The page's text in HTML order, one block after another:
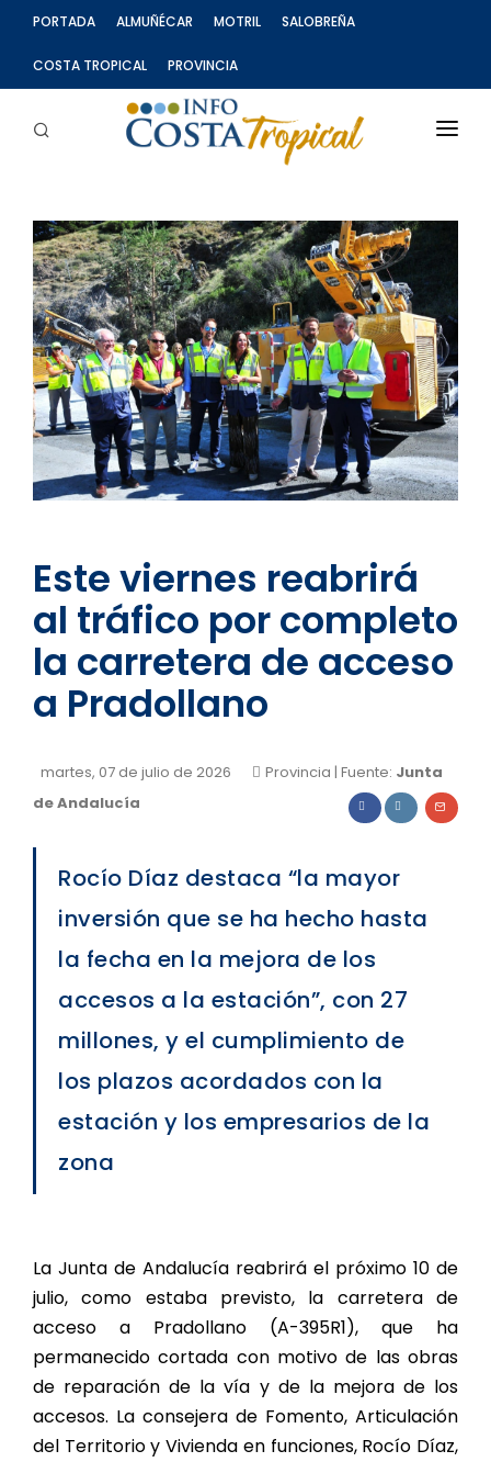
PORTADA ALMUÑÉCAR MOTRIL SALOBREÑA
COSTA TROPICAL PROVINCIA
INFOCOSTA TV
CARTAS AL DIRECTOR
PUBLICIDAD
Este viernes reabrirá
al tráfico por completo
la carretera de acceso
a Pradollano
martes, 07 de julio de 2026 Provincia | Fuente: Junta
de Andalucía
Rocío Díaz destaca “la mayor
inversión que se ha hecho hasta
la fecha en la mejora de los
accesos a la estación”, con 27
millones, y el cumplimiento de
los plazos acordados con la
estación y los empresarios de la
zona
La Junta de Andalucía reabrirá el próximo 10 de
julio, como estaba previsto, la carretera de
acceso a Pradollano (A-395R1), que ha
permanecido cortada con motivo de las obras
de reparación de la vía y de la mejora de los
accesos. La consejera de Fomento, Articulación
del Territorio y Vivienda en funciones, Rocío Díaz,